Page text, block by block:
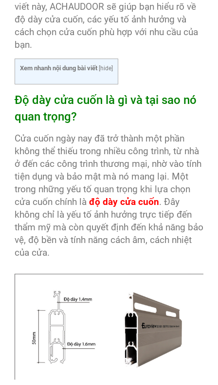
viết này, ACHAUDOOR sẽ giúp bạn hiểu rõ về
độ dày cửa cuốn, các yếu tố ảnh hưởng và
cách chọn cửa cuốn phù hợp với nhu cầu của
bạn.
Xem nhanh nội dung bài viết hide
Độ dày cửa cuốn là gì và tại sao nó
quan trọng?
Cửa cuốn ngày nay đã trở thành một phần
không thể thiếu trong nhiều công trình, từ nhà
ở đến các công trình thương mại, nhờ vào tính
tiện dụng và bảo mật mà nó mang lại. Một
trong những yếu tố quan trọng khi lựa chọn
cửa cuốn chính là độ dày cửa cuốn. Đây
không chỉ là yếu tố ảnh hưởng trực tiếp đến
thẩm mỹ mà còn quyết định đến khả năng bảo
vệ, độ bền và tính năng cách âm, cách nhiệt
của cửa.